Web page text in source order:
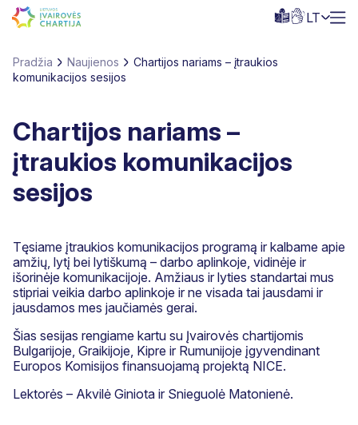
LT
Pradžia Naujienos
Chartijos nariams – įtraukios
komunikacijos sesijos
Chartijos nariams –
įtraukios komunikacijos
sesijos
Tęsiame įtraukios komunikacijos programą ir kalbame apie
amžių, lytį bei lytiškumą – darbo aplinkoje, vidinėje ir
išorinėje komunikacijoje. Amžiaus ir lyties standartai mus
stipriai veikia darbo aplinkoje ir ne visada tai jausdami ir
jausdamos mes jaučiamės gerai.
Šias sesijas rengiame kartu su Įvairovės chartijomis
Bulgarijoje, Graikijoje, Kipre ir Rumunijoje įgyvendinant
Europos Komisijos finansuojamą projektą NICE.
Lektorės – Akvilė Giniota ir Snieguolė Matonienė.